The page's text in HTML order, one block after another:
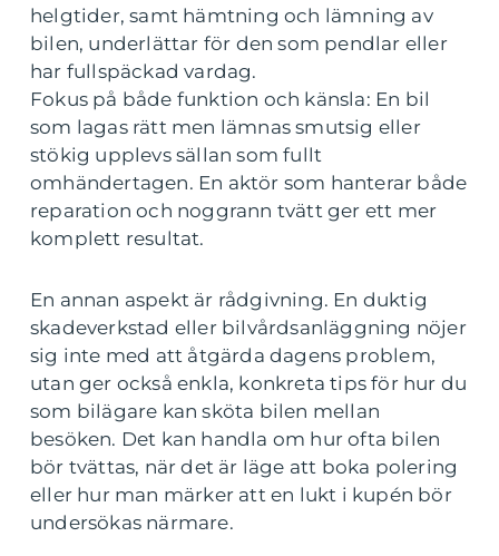
helgtider, samt hämtning och lämning av
bilen, underlättar för den som pendlar eller
har fullspäckad vardag.
Fokus på både funktion och känsla: En bil
som lagas rätt men lämnas smutsig eller
stökig upplevs sällan som fullt
omhändertagen. En aktör som hanterar både
reparation och noggrann tvätt ger ett mer
komplett resultat.
En annan aspekt är rådgivning. En duktig
skadeverkstad eller bilvårdsanläggning nöjer
sig inte med att åtgärda dagens problem,
utan ger också enkla, konkreta tips för hur du
som bilägare kan sköta bilen mellan
besöken. Det kan handla om hur ofta bilen
bör tvättas, när det är läge att boka polering
eller hur man märker att en lukt i kupén bör
undersökas närmare.